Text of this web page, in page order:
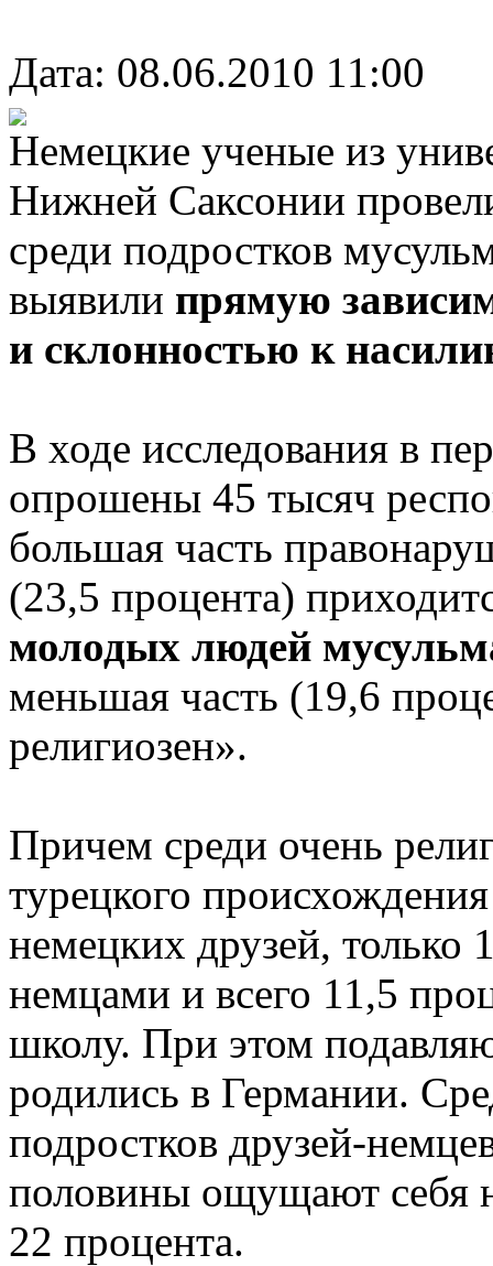
Дата: 08.06.2010 11:00
Немецкие ученые из
Нижней Саксонии
среди подростков
выявили прямую
и склонностью к
В ходе исследования в
опрошены 45 тысяч
большая часть
(23,5 процента)
молодых людей
меньшая часть (19,6
религиозен».
Причем среди очень
турецкого
немецких друзей, только
немцами и всего 11,5
школу. При этом
родились в Германии.
подростков друзей-
половины ощущают себя
22 процента.